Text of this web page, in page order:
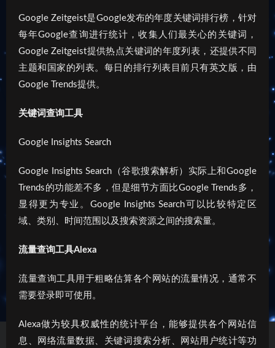
Google Zeitgeist是Google发布的年度关键词排行榜，针对
每年Google查询进行统计，收集人们最关心的关键词，
Google Zeitgeist提供热点关键词的年度列表，还提供不同
主题和国家的列表。每日的排行列表目前只有英文版，由
Google Trends提供。
关键词查询工具
Google Insights Search
Google Insights Search（谷歌搜索解析）实际上和Google
Trends的功能差不多，但是细节方面比Google Trends多，
显得更为专业。Google Insights Search可以比较特定区
域、类别、时间范围以及搜索资源之间的搜索量。
流量查询工具Alexa
流量查询工具用于粗略估算各个网站的流量情况，通常不
需要登录即可使用。
Alexa做为较具权威性的统计平台，能够提供各个网站信
息、网络流量数据、关键词搜索分析、网站用户统计等功